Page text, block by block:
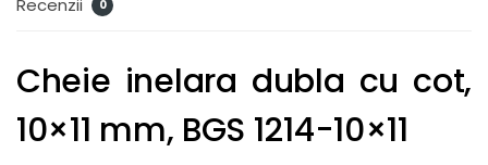
Recenzii 0
Cheie inelara dubla cu cot,
10×11 mm, BGS 1214-10×11